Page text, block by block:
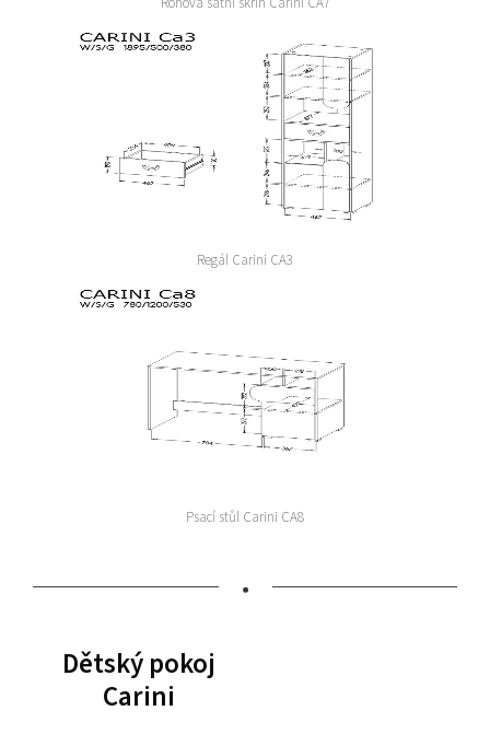
Regál Carini CA3
Psací stůl Carini CA8
•
Dětský pokoj
Carini